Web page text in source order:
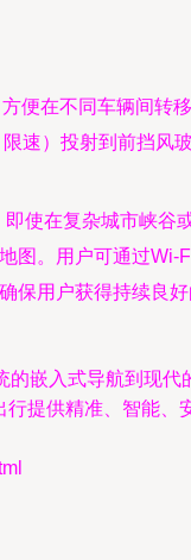
便在不同车辆间转
速）投射到前挡风
使在复杂城市峡谷
图。用户可通过Wi-
保用户获得持续良好
嵌入式导航到现
提供精准、智能